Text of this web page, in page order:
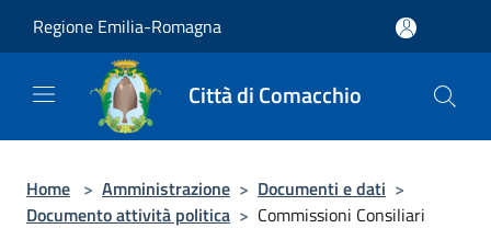
Regione Emilia-Romagna
Città di Comacchio
Home > Amministrazione > Documenti e dati >
Documento attività politica > Commissioni Consiliari